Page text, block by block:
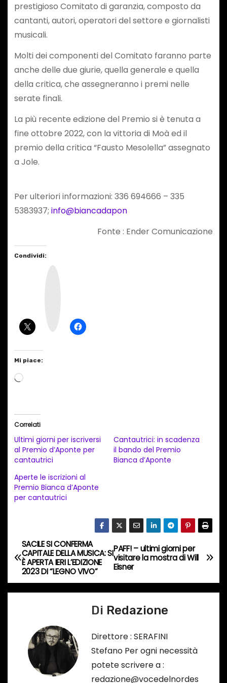
prestigioso Comitato di garanzia, composto da
cantanti, autori, operatori del settore e giornalisti
musicali.
Molti dei componenti del Comitato faranno parte
anche delle due giurie, quella generale e quella
della critica, che assegneranno i premi nelle
serate finali.
La più recente edizione del Premio si è tenuta a
fine ottobre 2022, con la vittoria di Moà ed il
premio della critica “Fausto Mesolella” assegnato
a Jole.
Per ulteriori informazioni: 336 694666 – 335
5383937; info@biancadapon
Fonte : Ender Comunicazione
Condividi:
Mi piace:
C
a
m
e
n
n
c
o
r
Correlati
Ultimi giorni per iscriversi
al Premio d’Aponte per
cantautrici
Cantautrici: in scadenza
il bando del Premio
Bianca d’Aponte
Aperte le iscrizioni al
Premio Bianca d’Aponte
per cantautrici
N
a
v
PAFF! – ultimi giorni per
visitare la mostra di Will
Eisner
SACILE SI CONFERMA
CAPITALE DELLA MUSICA: SI
È APERTA IERI L’EDIZIONE
2023 DI “LEGNO VIVO”
Di Redazione
Direttore : SERAFINI
Stefano Per ogni necessità
potete scrivere a :
redazione@vocedelnordes